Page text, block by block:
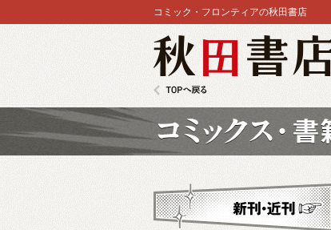
コミック・フロンティアの秋田書店